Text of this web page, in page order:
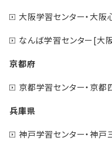
大阪学習センター・大
なんば学習センター[大
京都府
京都学習センター・京
兵庫県
神戸学習センター・神